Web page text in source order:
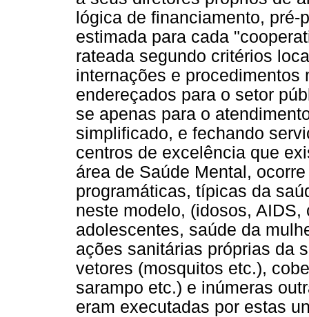
lógica de financiamento, pré-
estimada para cada
rateada segundo critérios
internações e procedimentos
endereçados para o setor
se apenas para o
simplificado, e fechando
centros de excelência que
área de Saúde Mental,
programáticas, típicas da
neste modelo, (idosos,
adolescentes, saúde da
ações sanitárias próprias da
vetores (mosquitos etc.),
sarampo etc.) e inúmeras
eram executadas por estas